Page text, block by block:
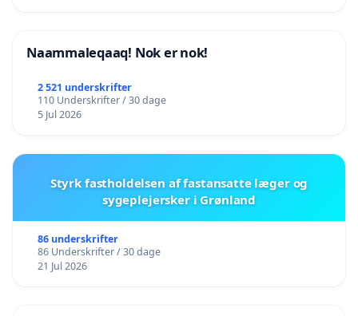
Naammaleqaaq! Nok er nok!
2 521 underskrifter
110 Underskrifter / 30 dage
5 Jul 2026
Styrk fastholdelsen af fastansatte læger og
sygeplejersker i Grønland
86 underskrifter
86 Underskrifter / 30 dage
21 Jul 2026